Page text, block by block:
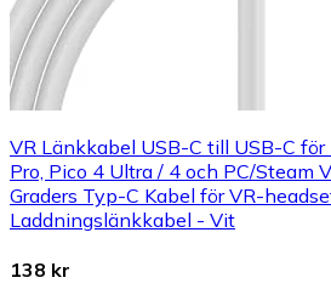
VR Länkkabel USB-C till USB-C
Pro, Pico 4 Ultra / 4 och PC/Steam
Graders Typ-C Kabel för VR-
Laddningslänkkabel - Vit
138 kr